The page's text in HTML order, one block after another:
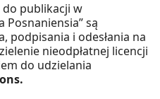
publikacji w
Posnaniensia” są
podpisania i odesłania na
nieodpłatnej licencji
do udzielania